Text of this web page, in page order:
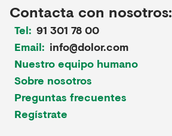
Contacta con nosotros:
Tel: 91 301 78 00
Email: info@dolor.com
Nuestro equipo humano
Sobre nosotros
Preguntas frecuentes
Regístrate